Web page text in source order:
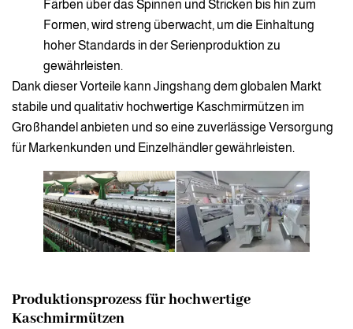
Färben über das Spinnen und Stricken bis hin zum
Formen, wird streng überwacht, um die Einhaltung
hoher Standards in der Serienproduktion zu
gewährleisten.
Dank dieser Vorteile kann Jingshang dem globalen Markt
stabile und qualitativ hochwertige Kaschmirmützen im
Großhandel anbieten und so eine zuverlässige Versorgung
für Markenkunden und Einzelhändler gewährleisten.
Produktionsprozess für hochwertige
Kaschmirmützen